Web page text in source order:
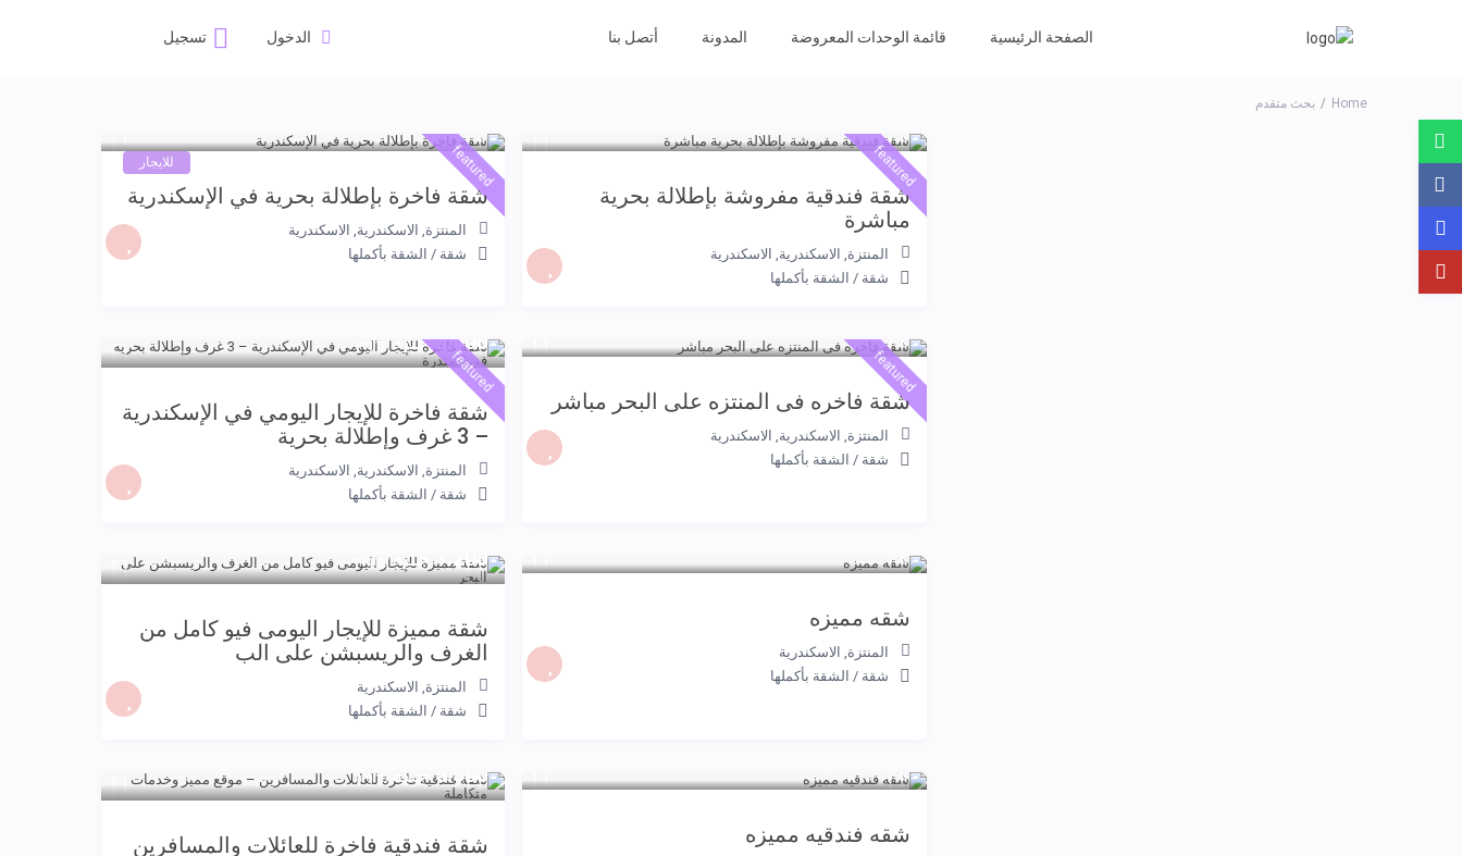
الدخول تسجيل الصفحة الرئيسية قائمة الوحدات المعروضة المدونة أتصل بنا
Home بحث متقدم
featured
شقة فندقية مفروشة بإطلالة بحرية
مباشرة
المنتزة, الاسكندرية, الاسكندرية
شقة / الشقة بأكملها
featured للايجار
شقة فاخرة بإطلالة بحرية في الإسكندرية
المنتزة, الاسكندرية, الاسكندرية
شقة / الشقة بأكملها
featured
شقة فاخره فى المنتزه على البحر مباشر
المنتزة, الاسكندرية, الاسكندرية
شقة / الشقة بأكملها
5.500 جنيه /night
featured
شقة فاخرة للإيجار اليومي في الإسكندرية
– 3 غرف وإطلالة بحرية
المنتزة, الاسكندرية, الاسكندرية
شقة / الشقة بأكملها
شقه مميزه
المنتزة, الاسكندرية
شقة / الشقة بأكملها
1.200 جنيه /night
شقة مميزة للإيجار اليومى فيو كامل من
الغرف والريسبشن على الب
المنتزة, الاسكندرية
شقة / الشقة بأكملها
شقه فندقيه مميزه
5.500 جنيه /night
شقة فندقية فاخرة للعائلات والمسافرين